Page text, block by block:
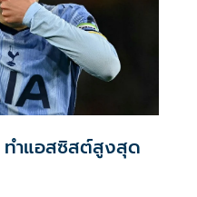
ทำแอสซิสต์สูงสุด